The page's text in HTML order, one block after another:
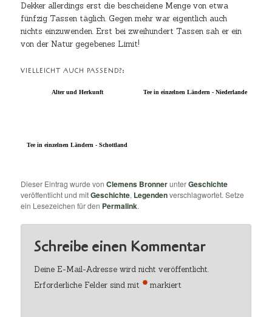
Dekker allerdings erst die bescheidene Menge von etwa
fünfzig Tassen täglich. Gegen mehr war eigentlich auch
nichts einzuwenden. Erst bei zweihundert Tassen sah er ein
von der Natur gegebenes Limit!
VIELLEICHT AUCH PASSEND?:
Alter und Herkunft Tee in einzelnen Ländern - Niederlande
Tee in einzelnen Ländern - Schottland
Dieser Eintrag wurde vonClemens BronnerunterGeschichte
veröffentlicht und mitGeschichte, Legendenverschlagwortet. Setze
ein Lesezeichen für den Permalink.
Schreibe einen Kommentar
Deine E-Mail-Adresse wird nicht veröffentlicht.
Erforderliche Felder sind mit * markiert